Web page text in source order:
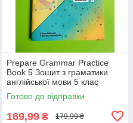
Prepare Grammar Practice
Book 5 Зошит з граматики
англійської мови 5 клас
Robinson Лінгвіст
Готово до відправки
169,99 ₴ 179,99 ₴